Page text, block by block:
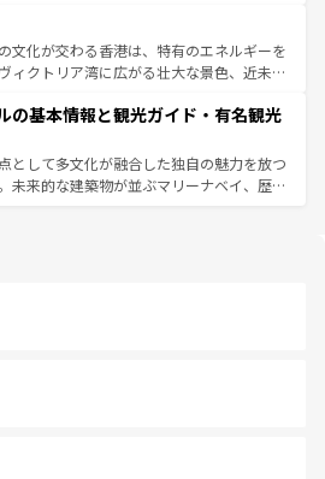
バインミー、ベトナムコーヒーなどは、ぜ
たい。どの地域を訪れてもあたたかい人々
てくれるので、きっと忘れられない旅にな
。
ている。北部ではチェンマイなどの山岳地
合い、南部ではプーケットやクラビの美し
ート気分を楽しむことができる。タイ料理
一年中温暖で、どの季節にも異なる楽しみ
親しみやすいタイの人々、仏教を中心とし
多様な観光資源が、訪れる旅人を魅了し続
お、新着のタイ情報はコンテンツ一覧を参照して
文化が交わる香港は、特有のエネルギーを
ィクトリア湾に広がる壮大な景色、近未来
ても感動するはず。観光スポットが密集し
く見どころを回れるのも魅力。息をのむよ
化的な体験まで、香港を存分に楽しみ尽く
お、新着の香港情報はコンテンツ一覧を参照して
の基本情報と観光ガイド・有名観光
として多文化が融合した独自の魅力を放つ
未来的な建築物が並ぶマリーナベイ、歴史
は地元の風情を楽しめる外せないスポット